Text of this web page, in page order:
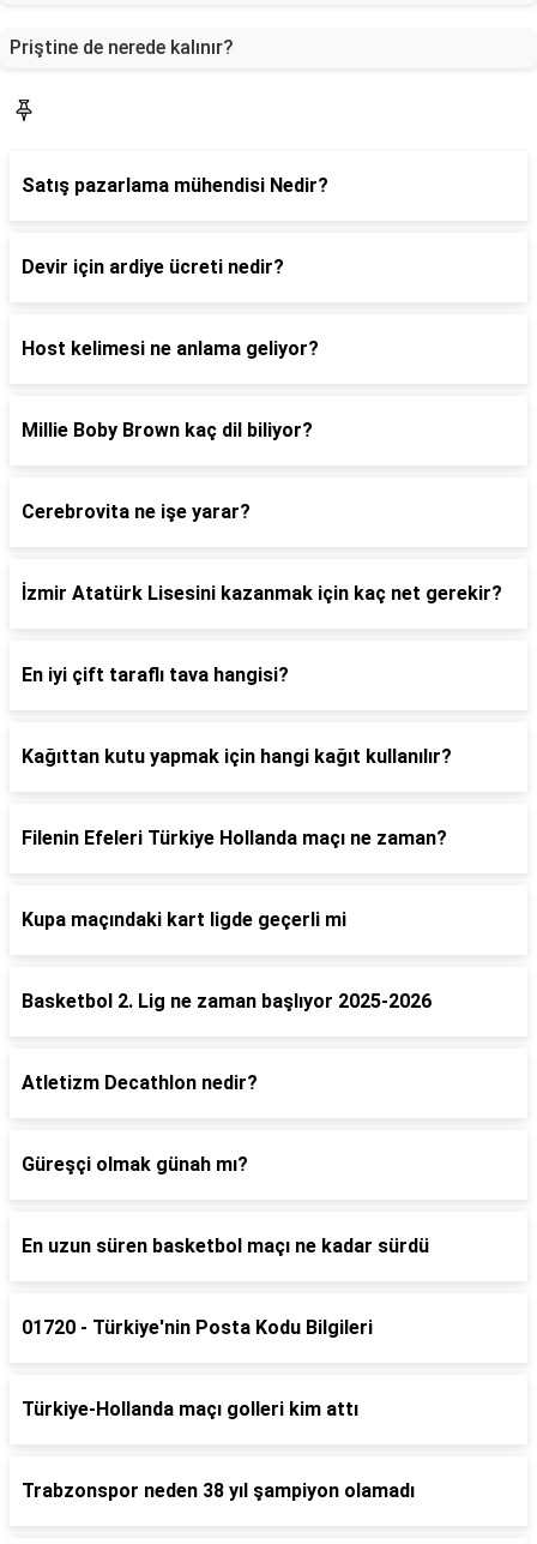
Priştine de nerede kalınır?
Satış pazarlama mühendisi Nedir?
Devir için ardiye ücreti nedir?
Host kelimesi ne anlama geliyor?
Millie Boby Brown kaç dil biliyor?
Cerebrovita ne işe yarar?
İzmir Atatürk Lisesini kazanmak için kaç net gerekir?
En iyi çift taraflı tava hangisi?
Kağıttan kutu yapmak için hangi kağıt kullanılır?
Filenin Efeleri Türkiye Hollanda maçı ne zaman?
Kupa maçındaki kart ligde geçerli mi
Basketbol 2. Lig ne zaman başlıyor 2025-2026
Atletizm Decathlon nedir?
Güreşçi olmak günah mı?
En uzun süren basketbol maçı ne kadar sürdü
01720 - Türkiye'nin Posta Kodu Bilgileri
Türkiye-Hollanda maçı golleri kim attı
Trabzonspor neden 38 yıl şampiyon olamadı